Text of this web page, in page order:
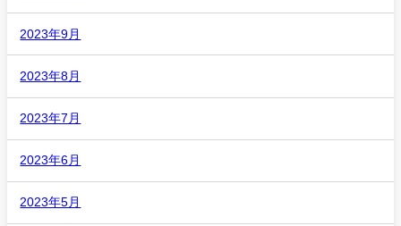
2023年9月
2023年8月
2023年7月
2023年6月
2023年5月